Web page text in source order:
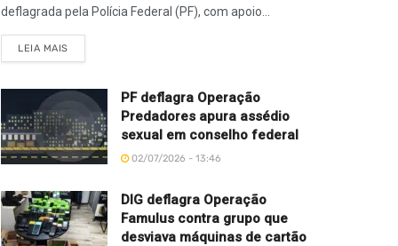
deflagrada pela Polícia Federal (PF), com apoio...
LEIA MAIS
PF deflagra Operação
Predadores apura assédio
sexual em conselho federal
02/07/2026 - 13:46
DIG deflagra Operação
Famulus contra grupo que
desviava máquinas de cartão